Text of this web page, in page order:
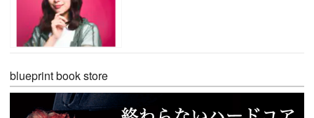
blueprint book store